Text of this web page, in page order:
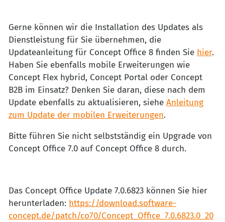
Gerne können wir die Installation des Updates als
Dienstleistung für Sie übernehmen, die
Updateanleitung für Concept Office 8 finden Sie hier.
Haben Sie ebenfalls mobile Erweiterungen wie
Concept Flex hybrid, Concept Portal oder Concept
B2B im Einsatz? Denken Sie daran, diese nach dem
Update ebenfalls zu aktualisieren, siehe Anleitung
zum Update der mobilen Erweiterungen.
Bitte führen Sie nicht selbstständig ein Upgrade von
Concept Office 7.0 auf Concept Office 8 durch.
Das Concept Office Update 7.0.6823 können Sie hier
herunterladen: https://download.software-
concept.de/patch/co70/Concept_Office_7.0.6823.0_20